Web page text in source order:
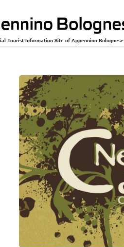
Tourist Information Site of Appennino Bolognese